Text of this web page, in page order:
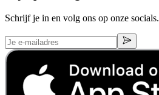
Schrijf je in en volg ons op onze socials.